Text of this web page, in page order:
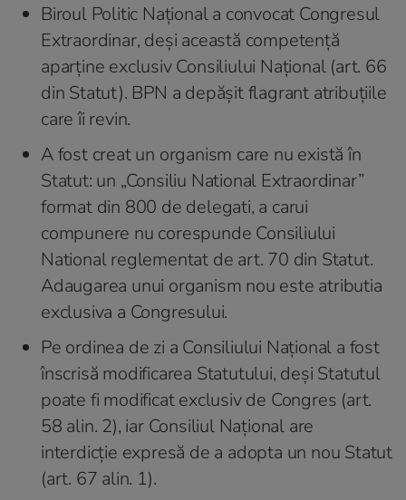
Biroul Politic Național a convocat Congresul
Extraordinar, deși această competență
aparține exclusiv Consiliului Național (art. 66
din Statut). BPN a depășit flagrant atribuțiile
care îi revin.
A fost creat un organism care nu există în
Statut: un „Consiliu National Extraordinar”
format din 800 de delegati, a carui
compunere nu corespunde Consiliului
National reglementat de art. 70 din Statut.
Adaugarea unui organism nou este atributia
exclusiva a Congresului.
Pe ordinea de zi a Consiliului Național a fost
înscrisă modificarea Statutului, deși Statutul
poate fi modificat exclusiv de Congres (art.
58 alin. 2), iar Consiliul Național are
interdicție expresă de a adopta un nou Statut
(art. 67 alin. 1).